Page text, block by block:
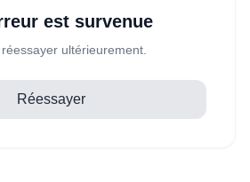
est survenue
ultérieurement.
Réessayer